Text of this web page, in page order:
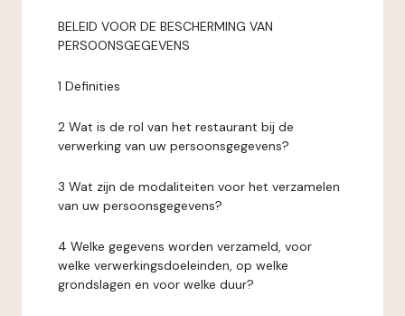
BELEID VOOR DE BESCHERMING VAN
PERSOONSGEGEVENS
1 Definities
2 Wat is de rol van het restaurant bij de
verwerking van uw persoonsgegevens?
3 Wat zijn de modaliteiten voor het verzamelen
van uw persoonsgegevens?
4 Welke gegevens worden verzameld, voor
welke verwerkingsdoeleinden, op welke
grondslagen en voor welke duur?